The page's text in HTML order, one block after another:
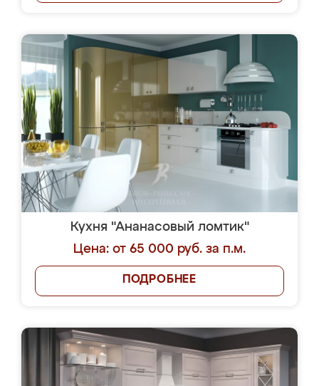
Кухня "Ананасовый ломтик"
Цена: от 65 000 руб. за п.м.
ПОДРОБНЕЕ